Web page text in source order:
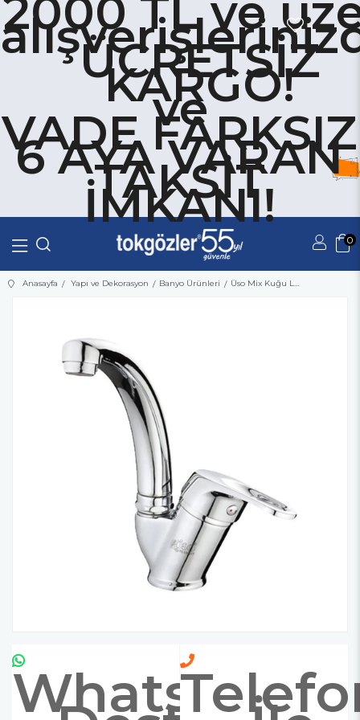
2000 TL ve
ÜCRETSİZ
KARGO!
ve
VADE FARKSIZ
6 AYA VARAN
TAKSİT
İMKANI!
0
Üye Girişi Üye Ol
Anasayfa Yapı ve Dekorasyon Banyo Ürünleri Üso Mix Kuğu Lavabo Bataryası UB-0016
Whatsapp